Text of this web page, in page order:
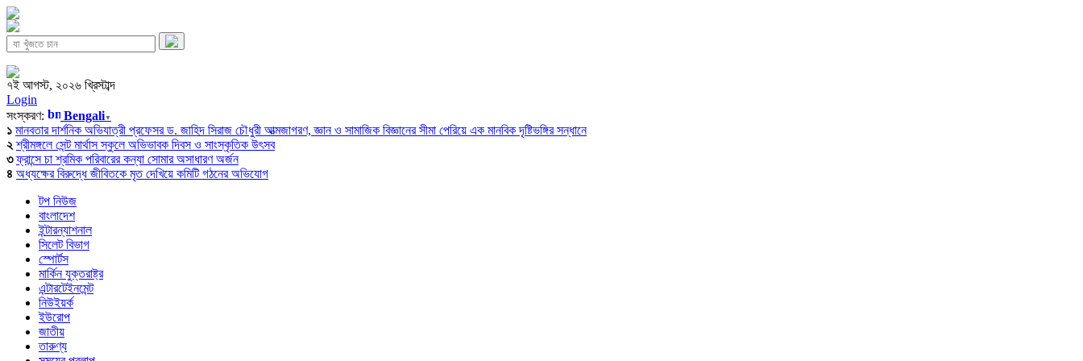
৭ই আগস্ট, ২০২৬ খ্রিস্টাব্দ
Login
সংস্করণ:
Bengali▼
১ মানবতার দার্শনিক অভিযাত্রী প্রফেসর ড. জাহিদ সিরাজ চৌধুরী আত্মজাগরণ, জ্ঞান ও সামাজিক বিজ্ঞানের সীমা পেরিয়ে এক মানবিক দৃষ্টিভঙ্গির সন্ধানে
২ শ্রীমঙ্গলে সেন্ট মার্থাস স্কুলে অভিভাবক দিবস ও সাংস্কৃতিক উৎসব
৩ ফ্রান্সে চা শ্রমিক পরিবারের কন্যা সোমার অসাধারণ অর্জন
৪ অধ্যক্ষের বিরুদ্ধে জীবিতকে মৃত দেখিয়ে কমিটি গঠনের অভিযোগ
টপ নিউজ
বাংলাদেশ
ইন্টারন্যাশনাল
সিলেট বিভাগ
স্পোর্টস
মার্কিন যুক্তরাষ্ট্র
এন্টারটেইনমেন্ট
নিউইয়র্ক
ইউরোপ
জাতীয়
তারুণ্য